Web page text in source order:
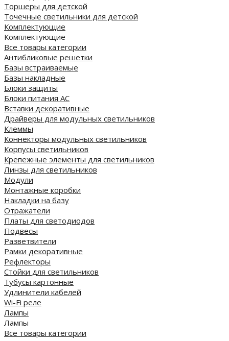
Торшеры для детской
Точечные светильники для детской
Комплектующие
Комплектующие
Все товары категории
Антибликовые решетки
Базы встраиваемые
Базы накладные
Блоки защиты
Блоки питания AC
Вставки декоративные
Драйверы для модульных светильников
Клеммы
Коннекторы модульных светильников
Корпусы светильников
Крепежные элементы для светильников
Линзы для светильников
Модули
Монтажные коробки
Накладки на базу
Отражатели
Платы для светодиодов
Подвесы
Разветвители
Рамки декоративные
Рефлекторы
Стойки для светильников
Тубусы картонные
Удлинители кабелей
Wi-Fi реле
Лампы
Лампы
Все товары категории